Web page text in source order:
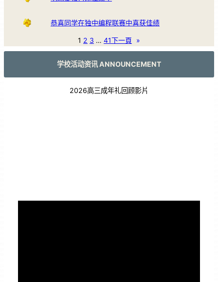
恭喜同学在独中编程联赛中喜获佳绩
1 2 3 … 41下一頁 »
学校活动资讯 ANNOUNCEMENT
2026高三成年礼回顾影片